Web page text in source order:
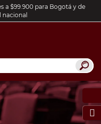
a $99.900 para Bogotá y de
nacional
